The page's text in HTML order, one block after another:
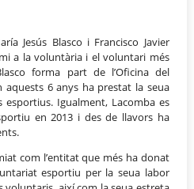
Jesús Blasco i Francisco Javier
a la voluntària i el voluntari més
forma part de l’Oficina del
aquests 6 anys ha prestat la seua
esportius. Igualment, Lacomba es
en 2013 i des de llavors ha
com l’entitat que més ha donat
esportiu per la seua labor